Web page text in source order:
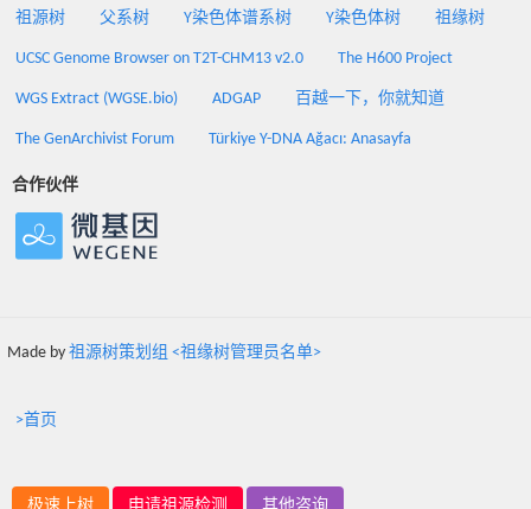
祖源树 父系树 Y染色体谱系树 Y染色体树 祖缘树
UCSC Genome Browser on T2T-CHM13 v2.0 The H600 Project
WGS Extract (WGSE.bio) ADGAP 百越一下，你就知道
The GenArchivist Forum Türkiye Y-DNA Ağacı: Anasayfa
合作伙伴
Made by 祖源树策划组 <祖缘树管理员名单>
>首页